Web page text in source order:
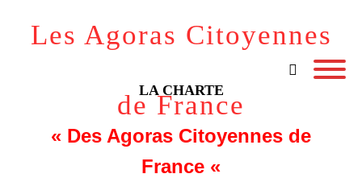
Les Agoras Citoyennes
de France
LA CHARTE
« Des Agoras Citoyennes de
France «